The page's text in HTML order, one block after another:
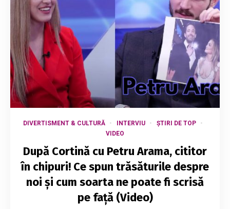
DIVERTISMENT & CULTURĂ INTERVIU
ȘTIRI DE TOP
VIDEO
După Cortină cu Petru Arama, cititor
în chipuri! Ce spun trăsăturile despre
noi și cum soarta ne poate fi scrisă
pe față (Video)